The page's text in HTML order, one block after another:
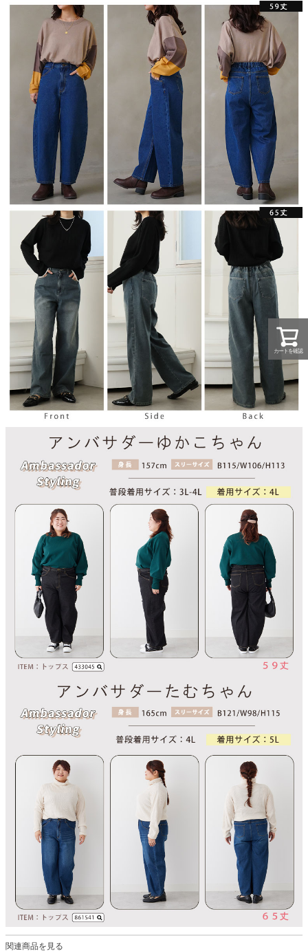
関連商品を見る
カートを確認